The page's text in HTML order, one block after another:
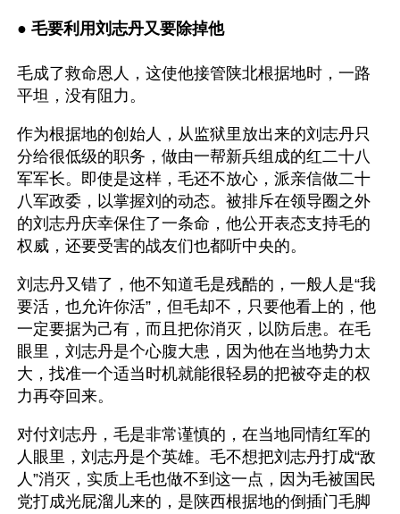
● 毛要利用刘志丹又要除掉他
毛成了救命恩人，这使他接管陕北根据地时，一路
平坦，没有阻力。
作为根据地的创始人，从监狱里放出来的刘志丹只
分给很低级的职务，做由一帮新兵组成的红二十八
军军长。即使是这样，毛还不放心，派亲信做二十
八军政委，以掌握刘的动态。被排斥在领导圈之外
的刘志丹庆幸保住了一条命，他公开表态支持毛的
权威，还要受害的战友们也都听中央的。
刘志丹又错了，他不知道毛是残酷的，一般人是“我
要活，也允许你活”，但毛却不，只要他看上的，他
一定要据为己有，而且把你消灭，以防后患。在毛
眼里，刘志丹是个心腹大患，因为他在当地势力太
大，找准一个适当时机就能很轻易的把被夺走的权
力再夺回来。
对付刘志丹，毛是非常谨慎的，在当地同情红军的
人眼里，刘志丹是个英雄。毛不想把刘志丹打成“敌
人”消灭，实质上毛也做不到这一点，因为毛被国民
党打成光屁溜儿来的，是陕西根据地的倒插门毛脚